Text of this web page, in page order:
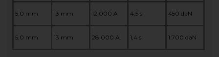
5,0 mm 13 mm 12 000 A 4,5 s 450 daN
5,0 mm 13 mm 28 000 A 1,4 s 1 700 daN